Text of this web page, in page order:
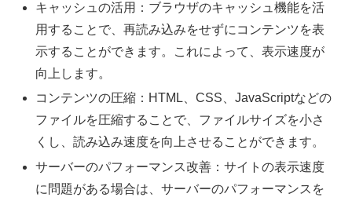
キャッシュの活用：ブラウザのキャッシュ機能を活
用することで、再読み込みをせずにコンテンツを表
示することができます。これによって、表示速度が
向上します。
コンテンツの圧縮：HTML、CSS、JavaScriptなどの
ファイルを圧縮することで、ファイルサイズを小さ
くし、読み込み速度を向上させることができます。
サーバーのパフォーマンス改善：サイトの表示速度
に問題がある場合は、サーバーのパフォーマンスを